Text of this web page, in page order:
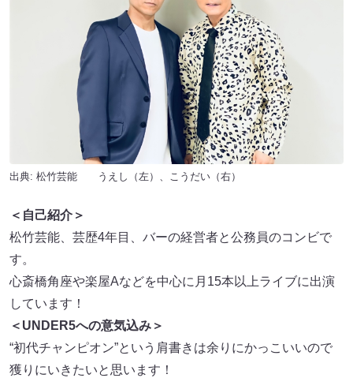
出典: 松竹芸能 うえし（左）、こうだい（右）
＜自己紹介＞
松竹芸能、芸歴4年目、バーの経営者と公務員のコンビで
す。
心斎橋角座や楽屋Aなどを中心に月15本以上ライブに出演
しています！
＜UNDER5への意気込み＞
“初代チャンピオン”という肩書きは余りにかっこいいので
獲りにいきたいと思います！